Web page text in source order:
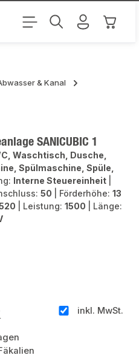
& Kanal
SANICUBIC 1
Waschtisch, Dusche,
Spülmaschine, Spüle,
Interne Steuereinheit
50 Förderhöhe:13
Leistung:1500
Länge:
inkl. MwSt.